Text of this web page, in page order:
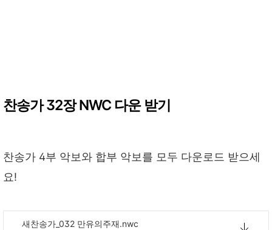
찬송가 32장 NWC 다운 받기
찬송가 4부 악보와 합부 악보를 모두 다운로드 받으세
요!
새찬송가_032 만유의주재.nwc